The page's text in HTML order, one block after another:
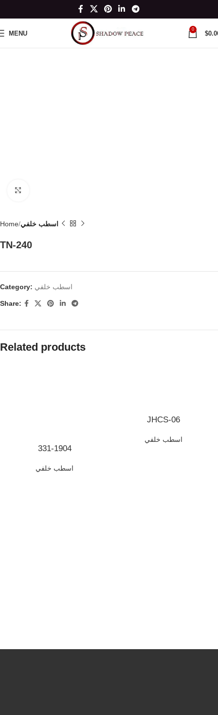
MENU
0
$
Home اسطب خلفي
TN-240
Category: اسطب خلفي
Share:
Related products
331-1904
اسطب خلفي
JHCS-06
اسطب خلفي